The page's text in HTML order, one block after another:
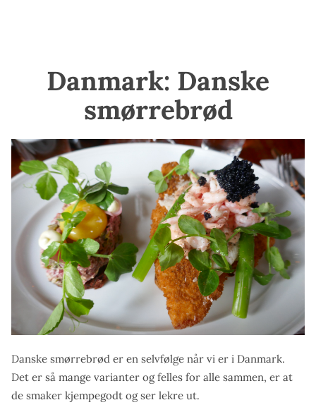
Danmark: Danske
smørrebrød
Danske smørrebrød er en selvfølge når vi er i Danmark.
Det er så mange varianter og felles for alle sammen, er at
de smaker kjempegodt og ser lekre ut.